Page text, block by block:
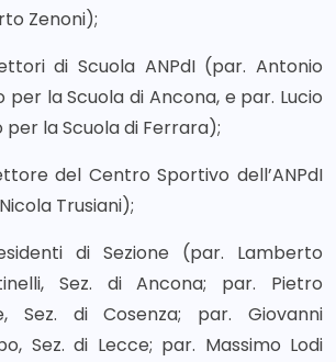
Zenoni);
di Scuola ANPdI (par. Antonio
per la Scuola di Ancona, e par. Lucio
per la Scuola di Ferrara);
del Centro Sportivo dell’ANPdI
Trusiani);
di Sezione (par. Lamberto
Sez. di Ancona; par. Pietro
Sez. di Cosenza; par. Giovanni
Sez. di Lecce; par. Massimo Lodi